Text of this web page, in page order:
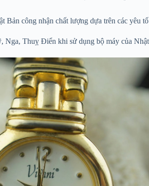
công nhận chất lượng dựa trên các yêu
Thuỵ Điển khi sử dụng bộ máy của